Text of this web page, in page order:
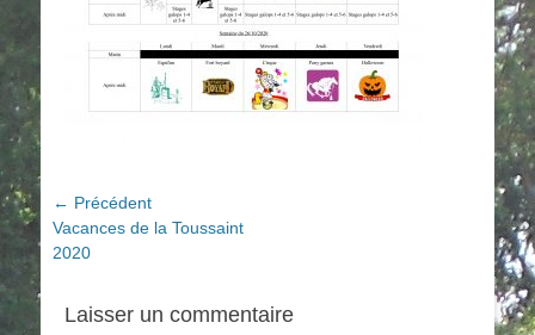
Navigation
de
l’article
← Précédent
Article
précédent :
Vacances de la Toussaint
2020
Laisser un commentaire